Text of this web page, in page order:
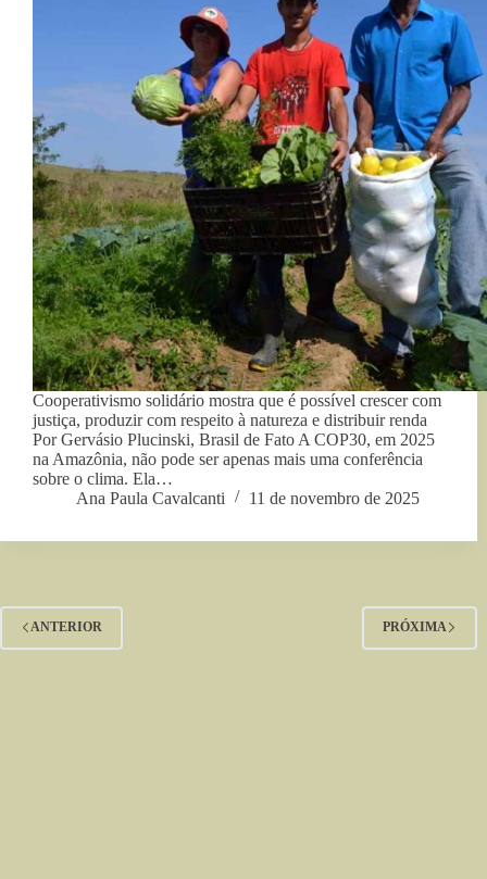
Cooperativismo solidário mostra que é possível crescer com
justiça, produzir com respeito à natureza e distribuir renda
Por Gervásio Plucinski, Brasil de Fato A COP30, em 2025
na Amazônia, não pode ser apenas mais uma conferência
sobre o clima. Ela…
Ana Paula Cavalcanti
11 de novembro de 2025
ANTERIOR PRÓXIMA